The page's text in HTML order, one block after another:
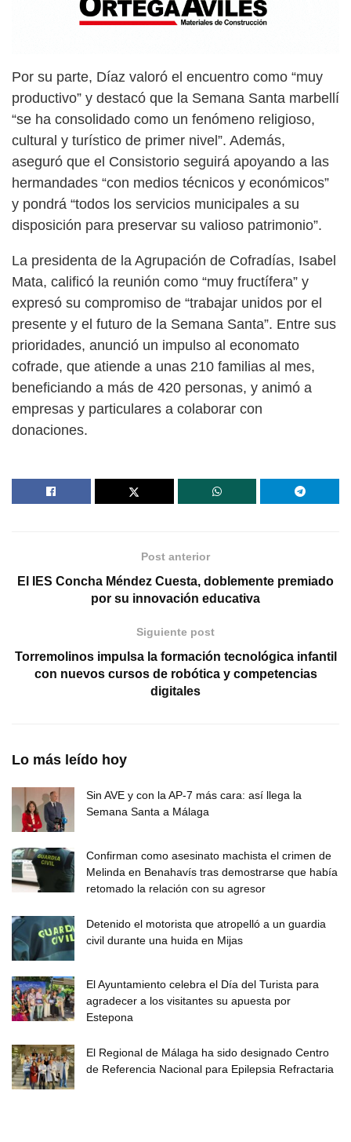
Por su parte, Díaz valoró el encuentro como “muy
productivo” y destacó que la Semana Santa marbellí
“se ha consolidado como un fenómeno religioso,
cultural y turístico de primer nivel”. Además,
aseguró que el Consistorio seguirá apoyando a las
hermandades “con medios técnicos y económicos”
y pondrá “todos los servicios municipales a su
disposición para preservar su valioso patrimonio”.
La presidenta de la Agrupación de Cofradías, Isabel
Mata, calificó la reunión como “muy fructífera” y
expresó su compromiso de “trabajar unidos por el
presente y el futuro de la Semana Santa”. Entre sus
prioridades, anunció un impulso al economato
cofrade, que atiende a unas 210 familias al mes,
beneficiando a más de 420 personas, y animó a
empresas y particulares a colaborar con
donaciones.
Post anterior
El IES Concha Méndez Cuesta, doblemente premiado
por su innovación educativa
Siguiente post
Torremolinos impulsa la formación tecnológica infantil
con nuevos cursos de robótica y competencias
digitales
Lo más leído hoy
Sin AVE y con la AP-7 más cara: así llega la
Semana Santa a Málaga
Confirman como asesinato machista el crimen de
Melinda en Benahavís tras demostrarse que había
retomado la relación con su agresor
Detenido el motorista que atropelló a un guardia
civil durante una huida en Mijas
El Ayuntamiento celebra el Día del Turista para
agradecer a los visitantes su apuesta por
Estepona
El Regional de Málaga ha sido designado Centro
de Referencia Nacional para Epilepsia Refractaria